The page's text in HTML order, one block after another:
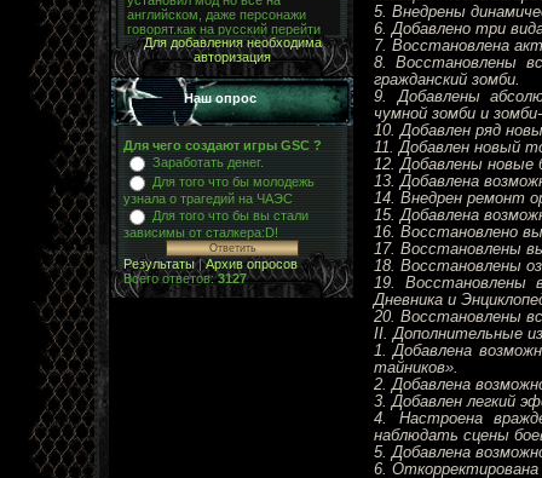
Для добавления необходима
авторизация
Наш опрос
Для чего создают игры GSC ?
Заработать денег.
Для того что бы молодежь
узнала о трагедий на ЧАЭС
Для того что бы вы стали
зависимы от сталкера:D!
Результаты|Архив опросов
Всего ответов:3127
5. Внедрены
6. Добавлено три
7. Восстановлена
8. Восстановлены
гражданский зомби.
9. Добавлены
чумной зомби и
10. Добавлен ряд
11. Добавлен новый
12. Добавлены новые
13. Добавлена
14. Внедрен ремонт
15. Добавлена
16. Восстановлено
17. Восстановлены
18. Восстановлены
19. Восстановлены
Дневника и
20. Восстановлены
II. Дополнительные
1. Добавлена
тайников».
2. Добавлена
3. Добавлен легкий
4. Настроена
наблюдать сцены
5. Добавлена
6.